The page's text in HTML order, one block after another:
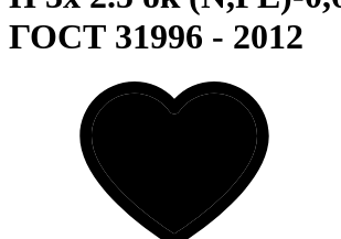
ГОСТ 31996 - 2012